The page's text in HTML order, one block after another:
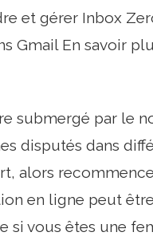
et gérer Inbox
Gmail En savoir
submergé par le
disputés dans
alors
en ligne peut
si vous êtes une